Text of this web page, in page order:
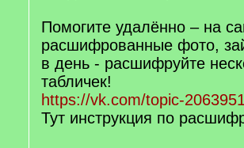
Помогите удалённо – на
расшифрованные фото,
в день - расшифруйте
табличек!
https://vk.com/topic-
Тут инструкция по